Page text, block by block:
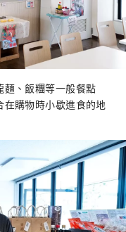
麵、飯糰等一般餐點
購物時小歇進食的地